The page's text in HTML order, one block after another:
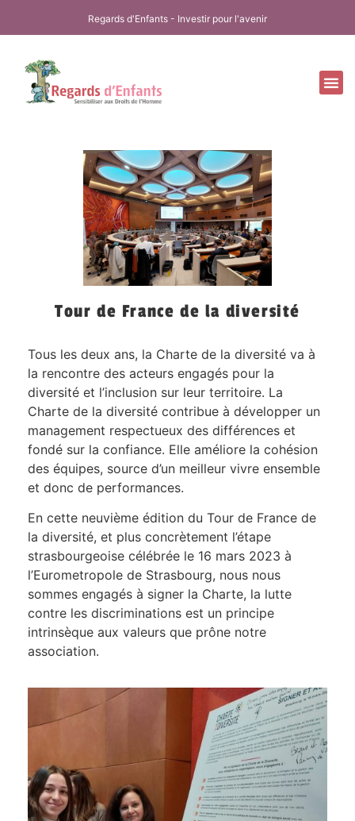
Regards d'Enfants - Investir pour l'avenir
Tour de France de la diversité
Tous les deux ans, la Charte de la diversité va à
la rencontre des acteurs engagés pour la
diversité et l’inclusion sur leur territoire. La
Charte de la diversité contribue à développer un
management respectueux des différences et
fondé sur la confiance. Elle améliore la cohésion
des équipes, source d’un meilleur vivre ensemble
et donc de performances.
En cette neuvième édition du Tour de France de
la diversité, et plus concrètement l’étape
strasbourgeoise célébrée le 16 mars 2023 à
l’Eurometropole de Strasbourg, nous nous
sommes engagés à signer la Charte, la lutte
contre les discriminations est un principe
intrinsèque aux valeurs que prône notre
association.